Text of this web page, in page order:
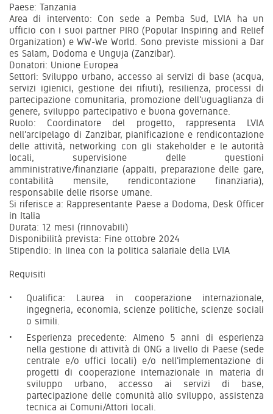
Paese: Tanzania
Area di intervento: Con sede a Pemba Sud, LVIA ha un
ufficio con i suoi partner PIRO (Popular Inspiring and Relief
Organization) e WW-We World. Sono previste missioni a Dar
es Salam, Dodoma e Unguja (Zanzibar).
Donatori: Unione Europea
Settori: Sviluppo urbano, accesso ai servizi di base (acqua,
servizi igienici, gestione dei rifiuti), resilienza, processi di
partecipazione comunitaria, promozione dell'uguaglianza di
genere, sviluppo partecipativo e buona governance.
Ruolo: Coordinatore del progetto, rappresenta LVIA
nell'arcipelago di Zanzibar, pianificazione e rendicontazione
delle attività, networking con gli stakeholder e le autorità
locali, supervisione delle questioni
amministrative/finanziarie (appalti, preparazione delle gare,
contabilità mensile, rendicontazione finanziaria),
responsabile delle risorse umane.
Si riferisce a: Rappresentante Paese a Dodoma, Desk Officer
in Italia
Durata: 12 mesi (rinnovabili)
Disponibilità prevista: Fine ottobre 2024
Stipendio: In linea con la politica salariale della LVIA
Requisiti
Qualifica: Laurea in cooperazione internazionale,
ingegneria, economia, scienze politiche, scienze sociali
o simili.
Esperienza precedente: Almeno 5 anni di esperienza
nella gestione di attività di ONG a livello di Paese (sede
centrale e/o uffici locali) e/o nell'implementazione di
progetti di cooperazione internazionale in materia di
sviluppo urbano, accesso ai servizi di base,
partecipazione delle comunità allo sviluppo, assistenza
tecnica ai Comuni/Attori locali.